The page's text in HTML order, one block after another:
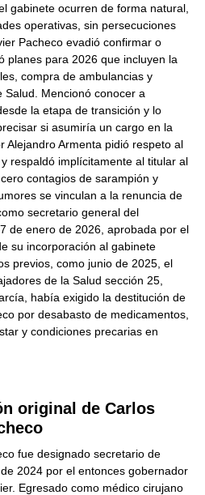
gabinete ocurren de forma natural,
operativas, sin persecuciones
Pacheco evadió confirmar o
planes para 2026 que incluyen la
compra de ambulancias y
Mencionó conocer a
la etapa de transición y lo
si asumiría un cargo en la
Alejandro Armenta pidió respeto al
respaldó implícitamente al titular al
contagios de sarampión y
se vinculan a la renuncia de
secretario general del
de enero de 2026, aprobada por el
su incorporación al gabinete
previos, como junio de 2025, el
de la Salud sección 25,
había exigido la destitución de
por desabasto de medicamentos,
y condiciones precarias en
original de Carlos
fue designado secretario de
2024 por el entonces gobernador
Egresado como médico cirujano